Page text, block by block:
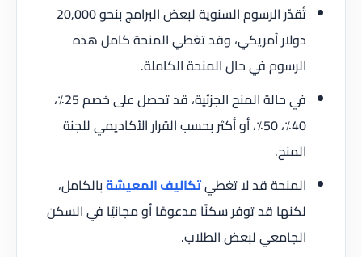
تُقدّر الرسوم السنوية لبعض البرامج بنحو 20,000
دولار أمريكي، وقد تغطي المنحة كامل هذه
الرسوم في حال المنحة الكاملة.
في حالة المنح الجزئية، قد تحصل على خصم 25٪،
40٪، 50٪، أو أكثر بحسب القرار الأكاديمي للجنة
المنح.
المنحة قد لا تغطيتكاليف المعيشةبالكامل،
لكنها قد توفر سكنًا مدعومًا أو مجانيًا في السكن
الجامعي لبعض الطلاب.